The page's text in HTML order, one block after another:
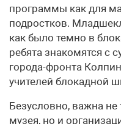
программы как для
подростков.
как было темно в
ребята знакомятся с
города-фронта
учителей блокадной
Безусловно, важна не
музея, но и